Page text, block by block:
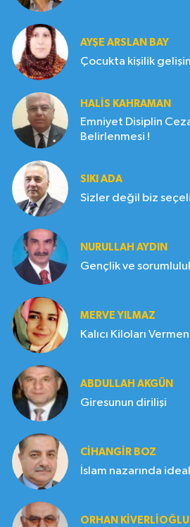
AYŞE ARSLAN BAY
Çocukta kişilik
HALIS KAHRAMAN
Emniyet Disiplin
Belirlenmesi !
SIKI ADA
Sizler değil biz
NURULLAH AYDIN
Gençlik ve
MERVE YILMAZ
Kalıcı Kiloları
ABDULLAH AKGÜN
Giresunun dirilişi
CIHANGIR BOZ
İslam nazarında
ORHAN KIVERLIOĞLU